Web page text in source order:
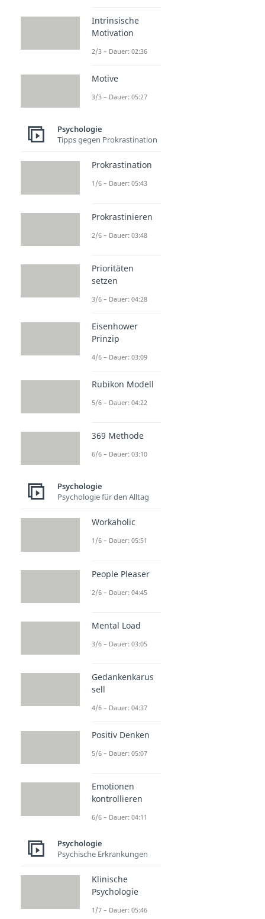
Intrinsische
Motivation
2/3 – Dauer: 02:36
Motive
3/3 – Dauer: 05:27
Psychologie
Tipps gegen Prokrastination
Prokrastination
1/6 – Dauer: 05:43
Prokrastinieren
2/6 – Dauer: 03:48
Prioritäten
setzen
3/6 – Dauer: 04:28
Eisenhower
Prinzip
4/6 – Dauer: 03:09
Rubikon Modell
5/6 – Dauer: 04:22
369 Methode
6/6 – Dauer: 03:10
Psychologie
Psychologie für den Alltag
Workaholic
1/6 – Dauer: 05:51
People Pleaser
2/6 – Dauer: 04:45
Mental Load
3/6 – Dauer: 03:05
Gedankenkarus
sell
4/6 – Dauer: 04:37
Positiv Denken
5/6 – Dauer: 05:07
Emotionen
kontrollieren
6/6 – Dauer: 04:11
Psychologie
Psychische Erkrankungen
Klinische
Psychologie
1/7 – Dauer: 05:46